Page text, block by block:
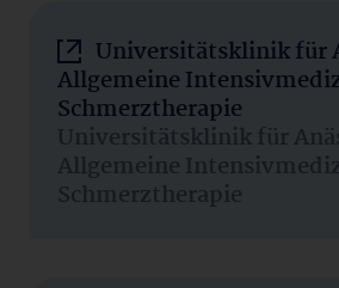
Universitätsklinik für
Allgemeine
Schmerztherapie
Universitätsklinik für
Allgemeine
Schmerztherapie